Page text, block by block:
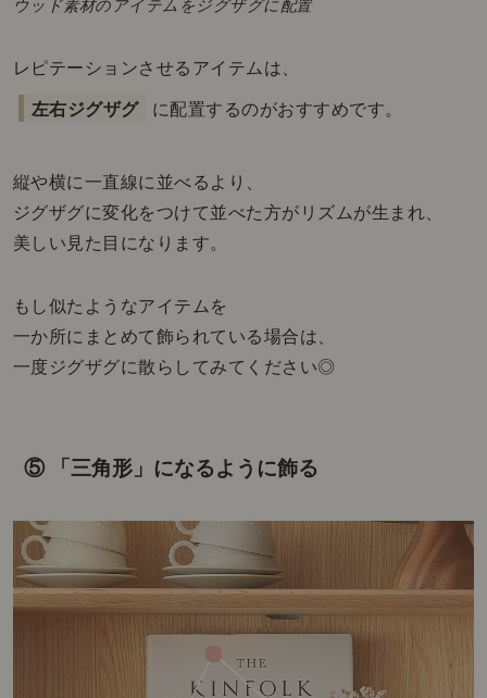
ウッド素材のアイテムをジグザグに配置
レピテーションさせるアイテムは、
左右ジグザグ に配置するのがおすすめです。
縦や横に一直線に並べるより、
ジグザグに変化をつけて並べた方がリズムが生まれ、
美しい見た目になります。
もし似たようなアイテムを
一か所にまとめて飾られている場合は、
一度ジグザグに散らしてみてください◎
⑤ 「三角形」になるように飾る